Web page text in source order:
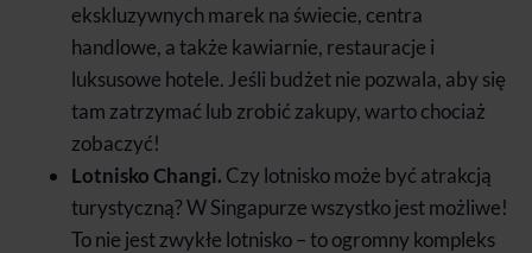
ekskluzywnych marek na świecie, centra
handlowe, a także kawiarnie, restauracje i
luksusowe hotele. Jeśli budżet nie pozwala, aby się
tam zatrzymać lub zrobić zakupy, warto chociaż
zobaczyć!
Lotnisko Changi. Czy lotnisko może być atrakcją
turystyczną? W Singapurze wszystko jest możliwe!
To nie jest zwykłe lotnisko – to ogromny kompleks